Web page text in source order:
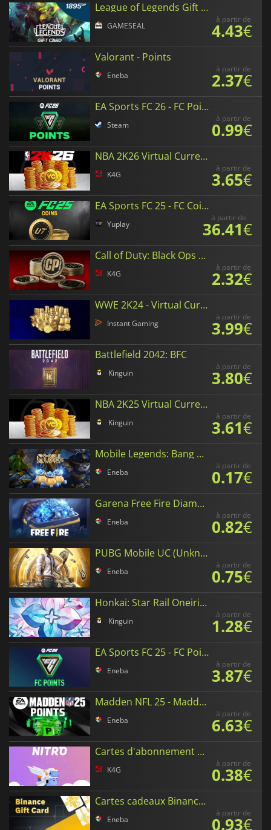
League of Legends Gift Card
GAMESEAL
à partir de
4.43€
Valorant - Points
Eneba
à partir de
2.37€
EA Sports FC 26 - FC Points
Steam
à partir de
0.99€
NBA 2K26 Virtual Currency
K4G
à partir de
3.65€
EA Sports FC 25 - FC Coins
Yuplay
à partir de
36.41€
Call of Duty: Black Ops 6 Points
K4G
à partir de
2.32€
WWE 2K24 - Virtual Currency
Instant Gaming
à partir de
3.99€
Battlefield 2042: BFC
Kinguin
à partir de
3.80€
NBA 2K25 Virtual Currency
Kinguin
à partir de
3.61€
Mobile Legends: Bang Bang Diamonds
Eneba
à partir de
0.17€
Garena Free Fire Diamonds
Eneba
à partir de
0.82€
PUBG Mobile UC (Unknown Cash)
Eneba
à partir de
0.75€
Honkai: Star Rail Oneiric Shards
Kinguin
à partir de
1.28€
EA Sports FC 25 - FC Points
Eneba
à partir de
3.87€
Madden NFL 25 - Madden Points
Eneba
à partir de
6.63€
Cartes d'abonnement Discord Nitro
K4G
à partir de
0.38€
Cartes cadeaux Binance en USD Coin
Eneba
à partir de
0.93€